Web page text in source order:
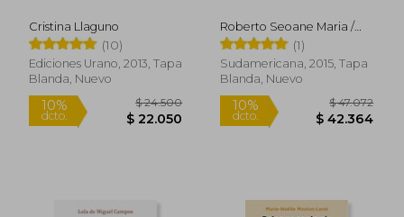
Cristina Llaguno
(10)
Ediciones Urano, 2013, Tapa
Blanda, Nuevo
Roberto Seoane Maria /
Caballero
(1)
Sudamericana, 2015, Tapa
Blanda, Nuevo